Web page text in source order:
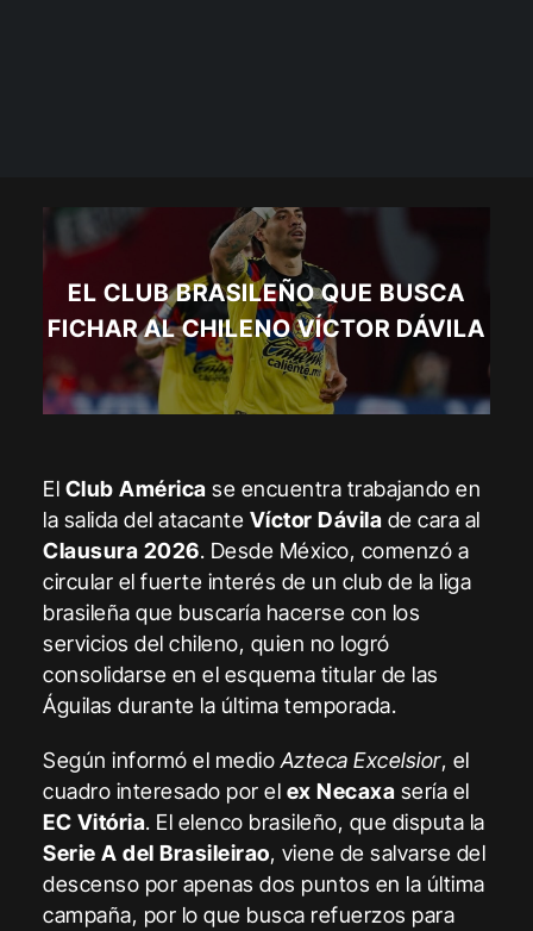
EL CLUB BRASILEÑO QUE BUSCA
FICHAR AL CHILENO VÍCTOR DÁVILA
El Club América se encuentra trabajando en
la salida del atacante Víctor Dávila de cara al
Clausura 2026. Desde México, comenzó a
circular el fuerte interés de un club de la liga
brasileña que buscaría hacerse con los
servicios del chileno, quien no logró
consolidarse en el esquema titular de las
Águilas durante la última temporada.
Según informó el medio Azteca Excelsior, el
cuadro interesado por el ex Necaxa sería el
EC Vitória. El elenco brasileño, que disputa la
Serie A del Brasileirao, viene de salvarse del
descenso por apenas dos puntos en la última
campaña, por lo que busca refuerzos para